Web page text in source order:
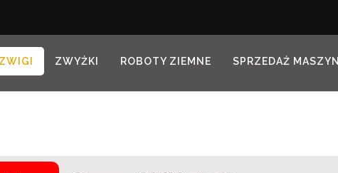
ZWYŻKI ROBOTY ZIEMNE SPRZEDAŻ MASZYN